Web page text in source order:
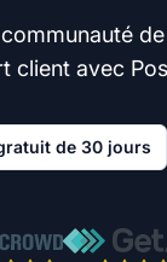
client avec
de 30 jours